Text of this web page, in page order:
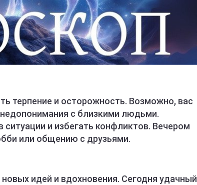
терпение и осторожность. Возможно, вас
с близкими людьми.
ситуации и избегать конфликтов. Вечером
или общению с друзьями.
идей и вдохновения. Сегодня удачный